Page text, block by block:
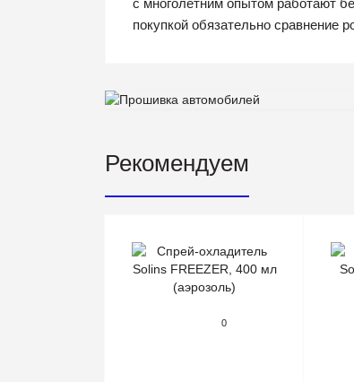
с многолетним опытом работают
покупкой обязательно сравнение
Рекомендуем
0